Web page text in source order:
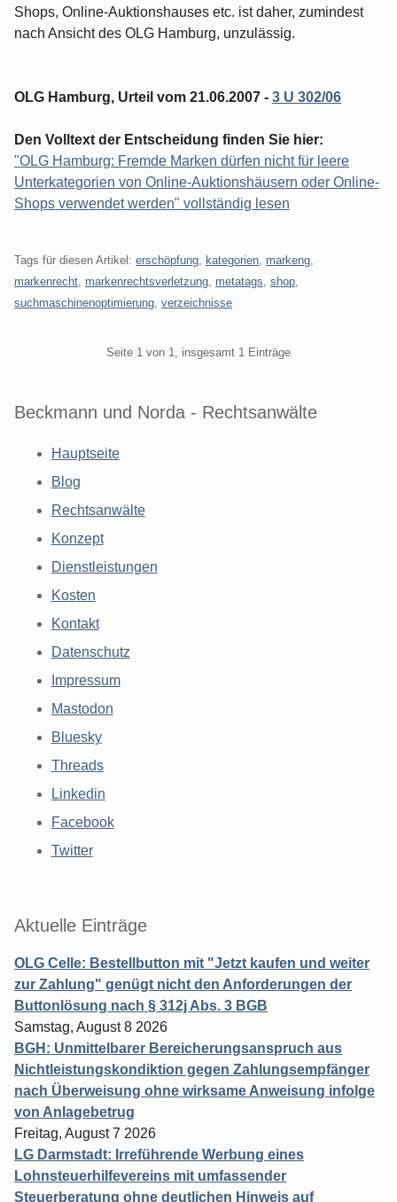
Shops, Online-Auktionshauses etc. ist daher, zumindest
nach Ansicht des OLG Hamburg, unzulässig.
OLG Hamburg, Urteil vom 21.06.2007 - 3 U 302/06
Den Volltext der Entscheidung finden Sie hier:
"OLG Hamburg: Fremde Marken dürfen nicht für leere
Unterkategorien von Online-Auktionshäusern oder Online-
Shops verwendet werden" vollständig lesen
Tags für diesen Artikel: erschöpfung kategorien markeng
markenrecht markenrechtsverletzung metatags shop
suchmaschinenoptimierung verzeichnisse
Seite 1 von 1, insgesamt 1 Einträge
Beckmann und Norda - Rechtsanwälte
Hauptseite
Blog
Rechtsanwälte
Konzept
Dienstleistungen
Kosten
Kontakt
Datenschutz
Impressum
Mastodon
Bluesky
Threads
Linkedin
Facebook
Twitter
Aktuelle Einträge
OLG Celle: Bestellbutton mit "Jetzt kaufen und weiter
zur Zahlung" genügt nicht den Anforderungen der
Buttonlösung nach § 312j Abs. 3 BGB
Samstag, August 8 2026
BGH: Unmittelbarer Bereicherungsanspruch aus
Nichtleistungskondiktion gegen Zahlungsempfänger
nach Überweisung ohne wirksame Anweisung infolge
von Anlagebetrug
Freitag, August 7 2026
LG Darmstadt: Irreführende Werbung eines
Lohnsteuerhilfevereins mit umfassender
Steuerberatung ohne deutlichen Hinweis auf